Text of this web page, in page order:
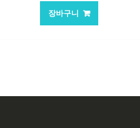
가
격:
장바구니